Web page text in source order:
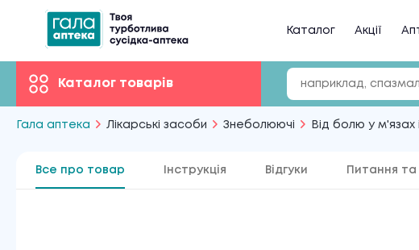
Каталог Акції
Каталог товарів
Гала аптека Лікарські засоби Знеболюючі Від болю у м'язах
Все про товар Інструкція Відгуки Питання та